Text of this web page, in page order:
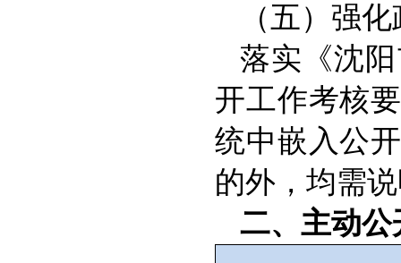
（五）强
落实《沈
开工作考核
统中嵌入公
的外，均需
二、主动